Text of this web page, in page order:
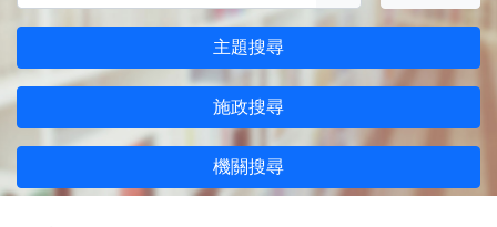
主題搜尋
施政搜尋
機關搜尋